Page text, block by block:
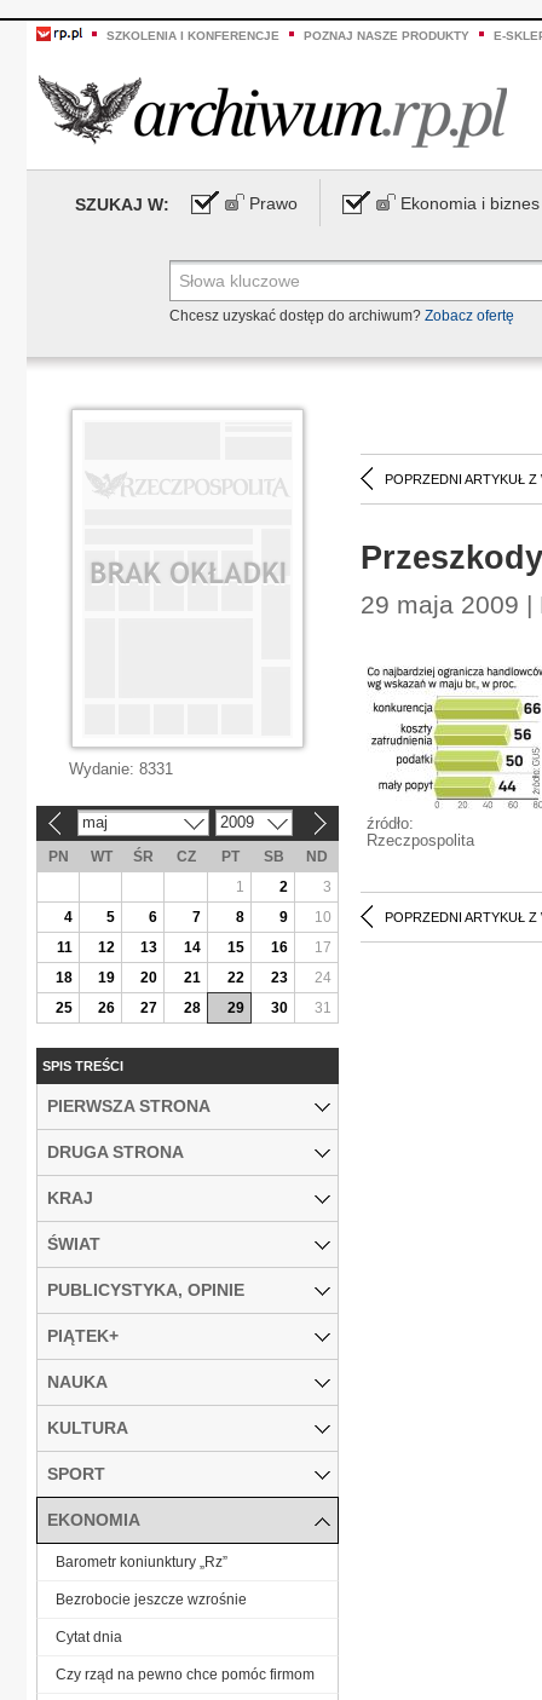
SZKOLENIA I KONFERENCJE POZNAJ NASZE PRODUKTY E-
SZUKAJ W: Prawo Ekonomia i biznes
Chcesz uzyskać dostęp do archiwum? Zobacz ofertę
POPRZEDNI ARTYKUŁ Z
29 maja 2009 |
źródło:
Rzeczpospolita
POPRZEDNI ARTYKUŁ Z
Wydanie: 8331
maj 2009
PN WT ŚR CZ PT SB
ND
1
2
3
4
5 6 7 8 9
10
11
12 13 14 15 16
17
18
19 20 21 22 23
24
25
26 27 28 29 30 31
SPIS TREŚCI
PIERWSZA STRONA
DRUGA STRONA
KRAJ
ŚWIAT
PUBLICYSTYKA, OPINIE
PIĄTEK+
NAUKA
KULTURA
SPORT
EKONOMIA
Barometr koniunktury „Rz”
Bezrobocie jeszcze wzrośnie
Cytat dnia
Czy rząd na pewno chce pomóc firmom